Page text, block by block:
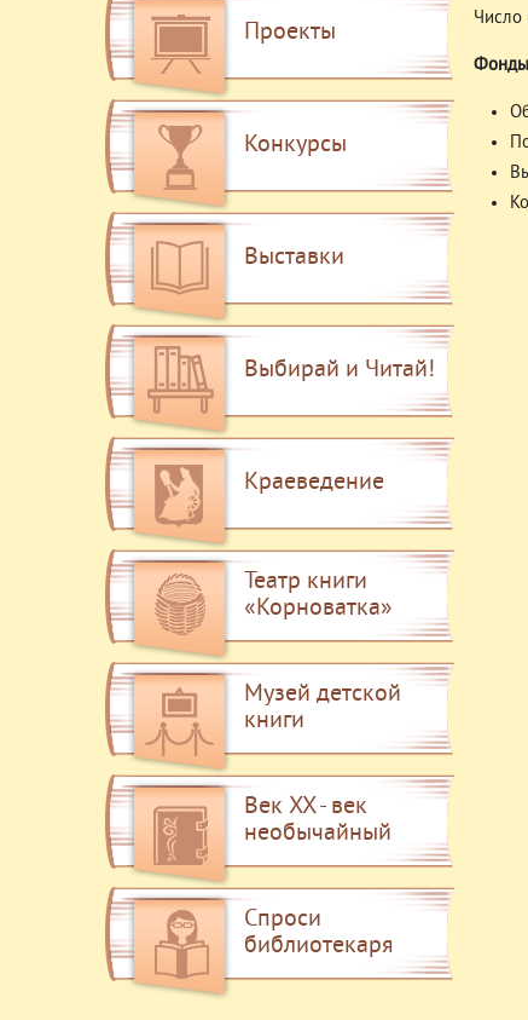
Проекты
Конкурсы
Выставки
Выбирай и Читай!
Краеведение
Театр книги
«Корноватка»
Музей детской
книги
Век XX - век
необычайный
Спроси
библиотекаря
Число